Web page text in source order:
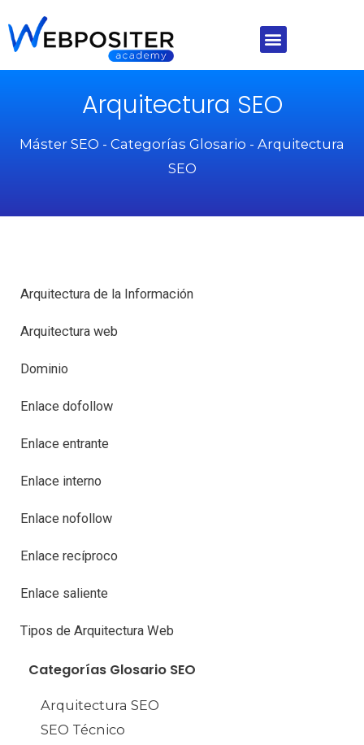
al
Menú
Arquitectura SEO
Máster SEO - Categorías Glosario - Arquitectura
SEO
Arquitectura de la Información
Arquitectura web
Dominio
Enlace dofollow
Enlace entrante
Enlace interno
Enlace nofollow
Enlace recíproco
Enlace saliente
Tipos de Arquitectura Web
Categorías Glosario SEO
Arquitectura SEO
SEO Técnico